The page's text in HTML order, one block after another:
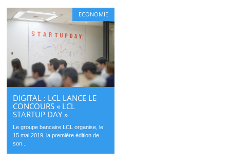
ECONOMIE
DIGITAL : LCL LANCE LE
CONCOURS « LCL
STARTUP DAY »
Le groupe bancaire LCL organise, le
15 mai 2019, la première édition de
son...